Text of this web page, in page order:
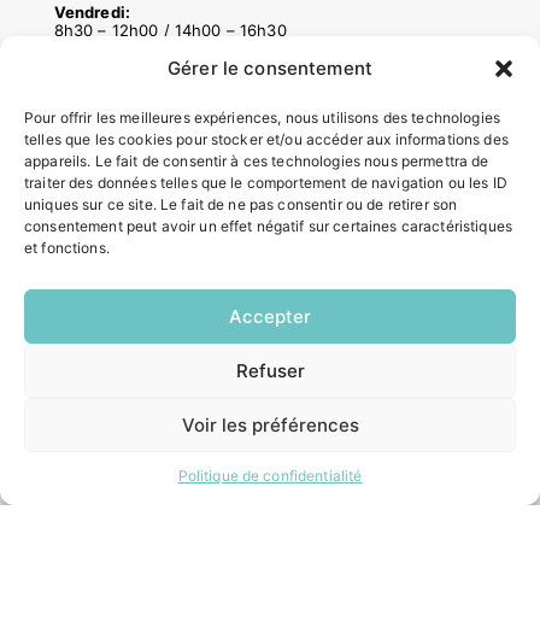
Gérer le consentement
Pour offrir les meilleures expériences, nous utilisons des technologies
telles que les cookies pour stocker et/ou accéder aux informations des
appareils. Le fait de consentir à ces technologies nous permettra de
traiter des données telles que le comportement de navigation ou les ID
uniques sur ce site. Le fait de ne pas consentir ou de retirer son
consentement peut avoir un effet négatif sur certaines caractéristiques
et fonctions.
Accepter
Refuser
Voir les préférences
Politique de confidentialité
Vendredi:
8h30 – 12h00 / 14h00 – 16h30
ACCÉS RAPIDES
Contacter la mairie
Pôle santé
Le Saucatais
Formalités administratives
Restauration scolaire
INFORMATIONS LÉGALES
Politique de confidentialité